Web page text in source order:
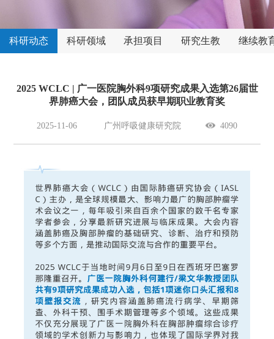
科研动态 科研领域 承担项目 研究生教 继续教
2025 WCLC | 广一医院胸外科9项研究成果入选第26届世
界肺癌大会，团队成员获早期职业教育奖
2025-11-06 广州呼吸健康研究院 4090